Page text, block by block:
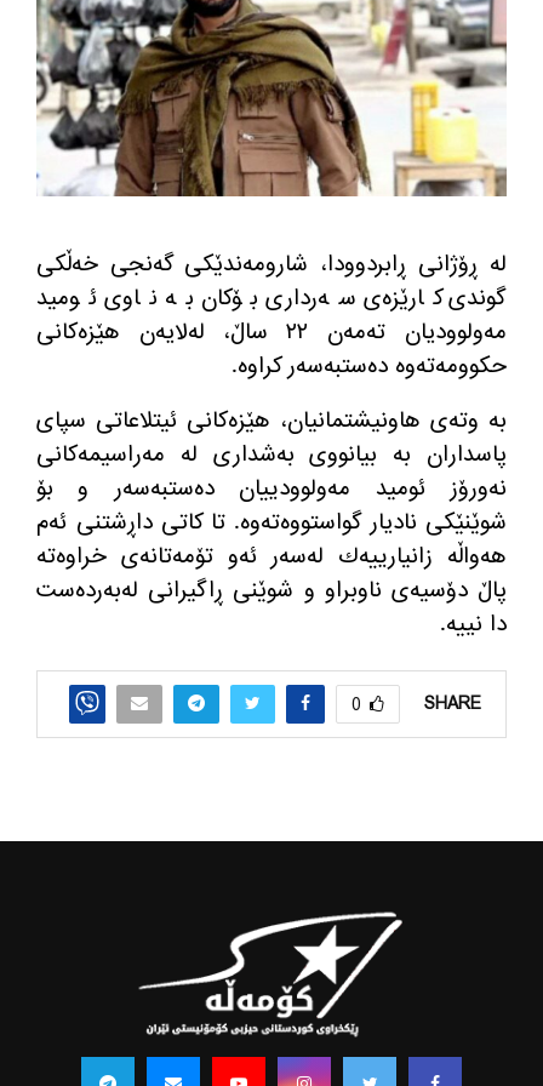
له‌ ڕۆژانی ڕابردوودا، شارومه‌ندێكی گه‌نجی خه‌ڵكی
گوندی كارێزه‌ی سه‌رداری بۆكان به‌ ناوی ئومید
مه‌ولوودیان ته‌مه‌ن ٢٢ ساڵ، له‌لایه‌ن هێزه‌كانی
حكوومه‌ته‌وه‌ ده‌ستبه‌سه‌ر كراوه‌.
به‌ وته‌ی هاونیشتمانیان، هێزه‌كانی ئیتلاعاتی سپای
پاسداران به‌ بیانووی به‌شداری له‌ مه‌راسیمه‌كانی
نه‌ورۆز ئومید مه‌ولوودییان ده‌ستبه‌سه‌ر و بۆ
شوێنێكی نادیار گواستووه‌ته‌وه‌.تا كاتی داڕشتنی ئه‌م
هه‌واڵه‌ زانیارییه‌ك له‌سه‌ر ئه‌و تۆمه‌تانه‌ی خراوه‌ته‌
پاڵ دۆسیه‌ی ناوبراو و شوێنی ڕاگیرانی له‌به‌رده‌ست
دا نییه‌.
SHARE
0